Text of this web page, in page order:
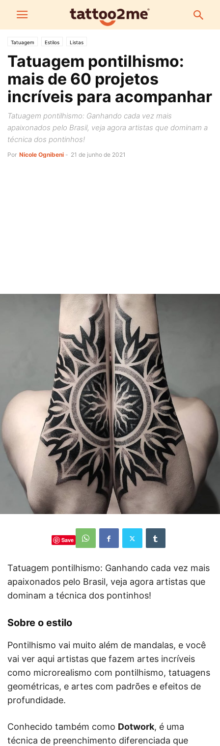
Tatuagem Estilos Listas
Tatuagem pontilhismo:
mais de 60 projetos
incríveis para acompanhar
Tatuagem pontilhismo: Ganhando cada vez mais
apaixonados pelo Brasil, veja agora artistas que dominam a
técnica dos pontinhos!
Por Nicole Ognibeni - 21 de junho de 2021
Save
Tatuagem pontilhismo: Ganhando cada vez mais
apaixonados pelo Brasil, veja agora artistas que
dominam a técnica dos pontinhos!
Sobre o estilo
Pontilhismo vai muito além de mandalas, e você
vai ver aqui artistas que fazem artes incríveis
como microrealismo com pontilhismo, tatuagens
geométricas, e artes com padrões e efeitos de
profundidade.
Conhecido também como Dotwork, é uma
técnica de preenchimento diferenciada que